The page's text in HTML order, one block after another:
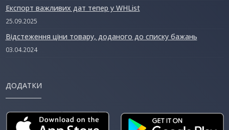
Експорт важливих дат тепер у WHList
25.09.2025
Відстеження ціни товару, доданого до списку бажань
03.04.2024
ДОДАТКИ